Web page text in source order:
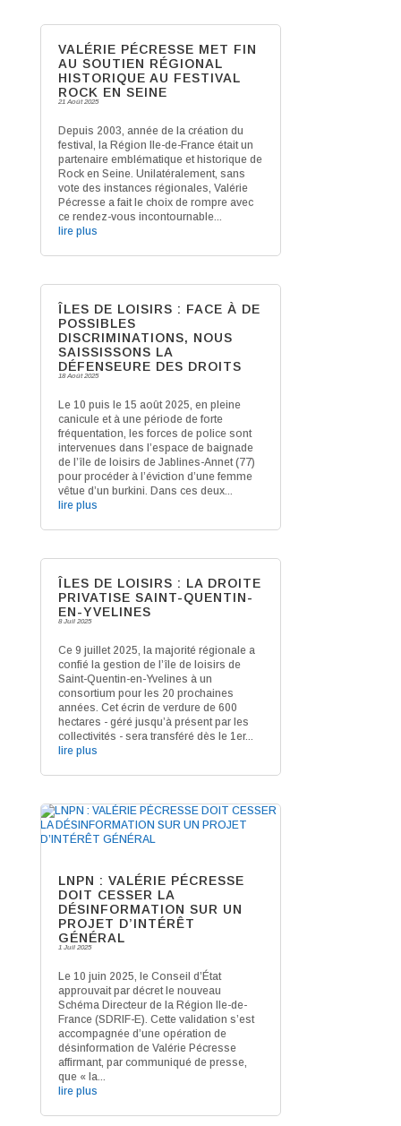
VALÉRIE PÉCRESSE MET FIN
AU SOUTIEN RÉGIONAL
HISTORIQUE AU FESTIVAL
ROCK EN SEINE
21 Août 2025
Depuis 2003, année de la création du
festival, la Région Ile-de-France était un
partenaire emblématique et historique de
Rock en Seine. Unilatéralement, sans
vote des instances régionales, Valérie
Pécresse a fait le choix de rompre avec
ce rendez-vous incontournable...
lire plus
ÎLES DE LOISIRS : FACE À DE
POSSIBLES
DISCRIMINATIONS, NOUS
SAISSISSONS LA
DÉFENSEURE DES DROITS
18 Août 2025
Le 10 puis le 15 août 2025, en pleine
canicule et à une période de forte
fréquentation, les forces de police sont
intervenues dans l’espace de baignade
de l’île de loisirs de Jablines-Annet (77)
pour procéder à l’éviction d’une femme
vêtue d’un burkini. Dans ces deux...
lire plus
ÎLES DE LOISIRS : LA DROITE
PRIVATISE SAINT-QUENTIN-
EN-YVELINES
8 Juil 2025
Ce 9 juillet 2025, la majorité régionale a
confié la gestion de l’île de loisirs de
Saint-Quentin-en-Yvelines à un
consortium pour les 20 prochaines
années. Cet écrin de verdure de 600
hectares - géré jusqu’à présent par les
collectivités - sera transféré dès le 1er...
lire plus
LNPN : VALÉRIE PÉCRESSE
DOIT CESSER LA
DÉSINFORMATION SUR UN
PROJET D’INTÉRÊT
GÉNÉRAL
1 Juil 2025
Le 10 juin 2025, le Conseil d’État
approuvait par décret le nouveau
Schéma Directeur de la Région Ile-de-
France (SDRIF-E). Cette validation s’est
accompagnée d’une opération de
désinformation de Valérie Pécresse
affirmant, par communiqué de presse,
que « la...
lire plus